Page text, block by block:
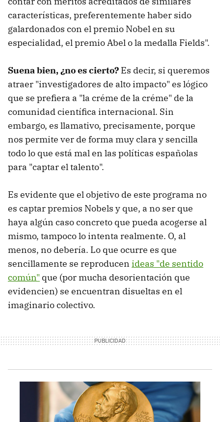
características, preferentemente haber sido
galardonados con el premio Nobel en su
especialidad, el premio Abel o la medalla Fields".
Suena bien, ¿no es cierto? Es decir, si queremos
atraer "investigadores de alto impacto" es lógico
que se prefiera a "la créme de la créme" de la
comunidad científica internacional. Sin
embargo, es llamativo, precisamente, porque
nos permite ver de forma muy clara y sencilla
todo lo que está mal en las políticas españolas
para "captar el talento".
Es evidente que el objetivo de este programa no
es captar premios Nobels y que, a no ser que
haya algún caso concreto que pueda acogerse al
mismo, tampoco lo intenta realmente. O, al
menos, no debería. Lo que ocurre es que
sencillamente se reproducen ideas "de sentido
común" que (por mucha desorientación que
evidencien) se encuentran disueltas en el
imaginario colectivo.